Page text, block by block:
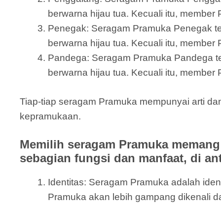
berwarna hijau tua. Kecuali itu,
Penegak: Seragam Pramuka Penegak
berwarna hijau tua. Kecuali itu,
Pandega: Seragam Pramuka Pandega
berwarna hijau tua. Kecuali itu,
Tiap-tiap seragam Pramuka mempunyai arti
kepramukaan.
Memilih seragam Pramuka
sebagian fungsi dan manfaat, di
Identitas: Seragam Pramuka adalah
Pramuka akan lebih gampang dikenali